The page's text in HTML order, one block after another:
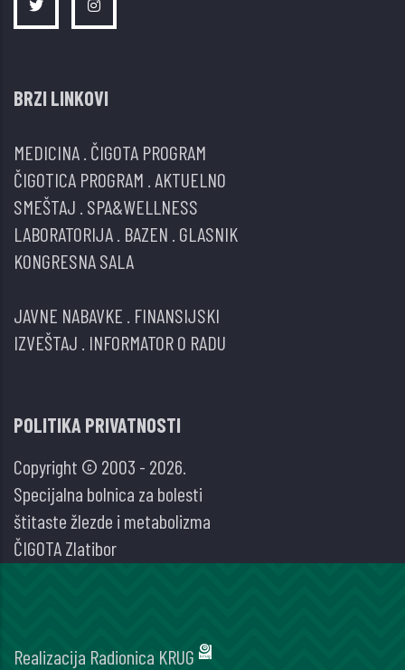
BRZI LINKOVI
MEDICINA ČIGOTA PROGRAM
ČIGOTICA PROGRAM AKTUELNO
SMEŠTAJ SPA&WELLNESS
LABORATORIJA BAZEN GLASNIK
KONGRESNA SALA
JAVNE NABAVKE FINANSIJSKI
IZVEŠTAJ INFORMATOR O RADU
POLITIKA PRIVATNOSTI
Copyright © 2003 - 2026.
Specijalna bolnica za bolesti
štitaste žlezde i metabolizma
ČIGOTA Zlatibor
Realizacija Radionica KRUG